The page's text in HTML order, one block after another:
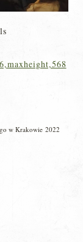
w Krakowie 2022